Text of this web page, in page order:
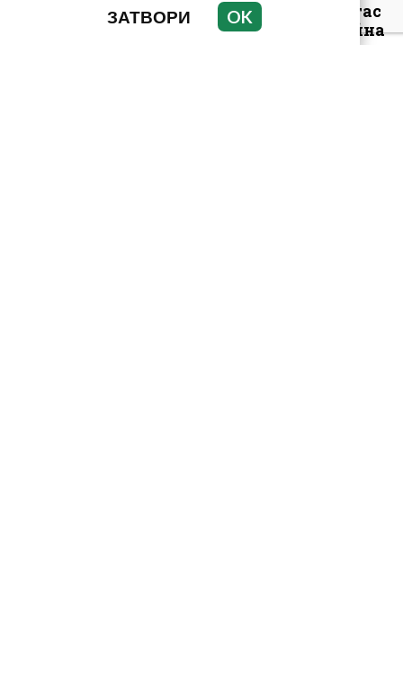
Арестуваният в Бургас
наркобарон от Украйна
ръководел 14 фабрики
ЗАТВОРИ OK